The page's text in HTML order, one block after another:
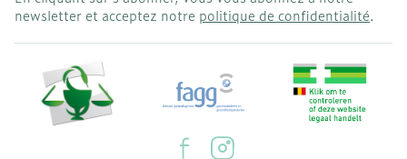
newsletter et acceptez notre politique de confidentialité.